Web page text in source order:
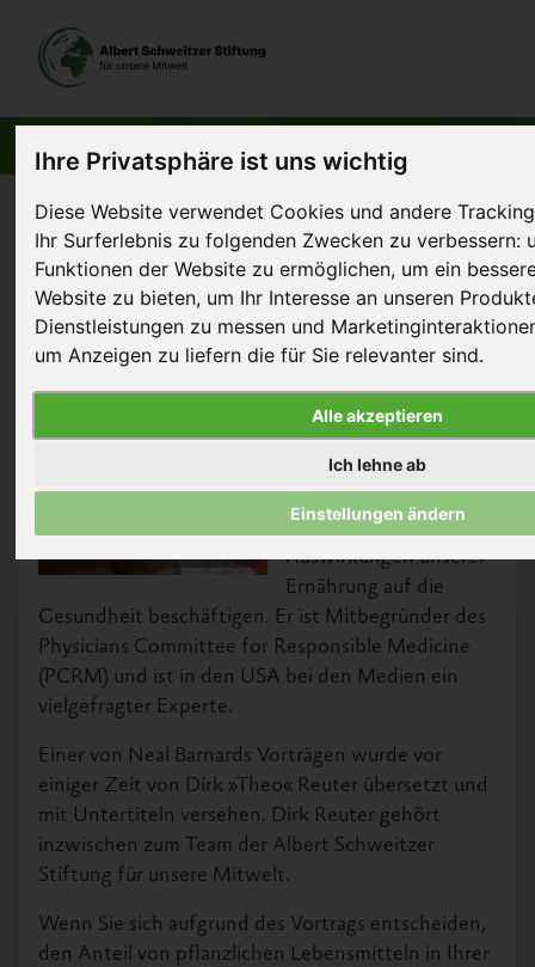
Ihre Privatsphäre ist uns wichtig
Diese Website verwendet Cookies und andere
Ihr Surferlebnis zu folgenden Zwecken zu verbessern:
Funktionen der Website zu ermöglichen, um ein
Website zu bieten, um Ihr Interesse an unseren
Dienstleistungen zu messen und
um Anzeigen zu liefern die für Sie relevanter sind.
Alle akzeptieren
Ich lehne ab
Einstellungen ändern
AKTUELLE BEITRÄGE
Startseite >Aktuelles>Die Essens-Verführung durchbrechen
17. November 2013 Artikel
Die Essens-Verführung
durchbrechen
Neal Barnard gehört zu
den führenden Ärzten
und Wissenschaftlern,
die sich mit den
Auswirkungen unserer
Ernährung auf die
Gesundheit beschäftigen. Er ist Mitbegründer des
Physicians Committee for Responsible Medicine
(PCRM) und ist in den USA bei den Medien ein
vielgefragter Experte.
Einer von Neal Barnards Vorträgen wurde vor
einiger Zeit von Dirk »Theo« Reuter übersetzt und
mit Untertiteln versehen. Dirk Reuter gehört
inzwischen zum Team der Albert Schweitzer
Stiftung für unsere Mitwelt.
Wenn Sie sich aufgrund des Vortrags entscheiden,
den Anteil von pflanzlichen Lebensmitteln in Ihrer